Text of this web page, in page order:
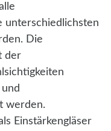
unterschiedlichsten
Die
der
werden.
Einstärkengläser